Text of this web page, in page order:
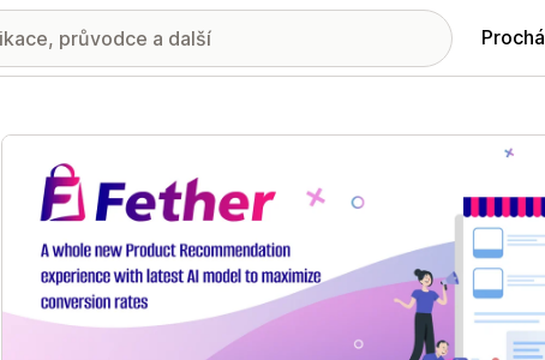
Galerie propagovaných obrázků